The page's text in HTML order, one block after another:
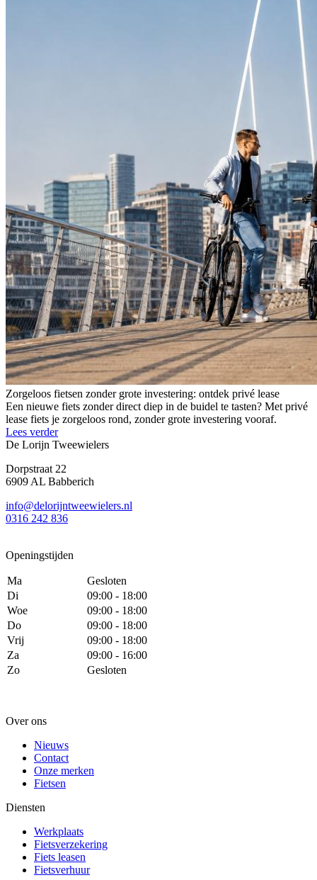
Zorgeloos fietsen zonder grote investering: ontdek privé lease
Een nieuwe fiets zonder direct diep in de buidel te tasten? Met privé
lease fiets je zorgeloos rond, zonder grote investering vooraf.
Lees verder
De Lorijn Tweewielers
Dorpstraat 22
6909 AL Babberich
info@delorijntweewielers.nl
0316 242 836
Openingstijden
Ma
Gesloten
Di
09:00 - 18:00
Woe
09:00 - 18:00
Do
09:00 - 18:00
Vrij
09:00 - 18:00
Za
09:00 - 16:00
Zo
Gesloten
Over ons
Nieuws
Contact
Onze merken
Fietsen
Diensten
Werkplaats
Fietsverzekering
Fiets leasen
Fietsverhuur